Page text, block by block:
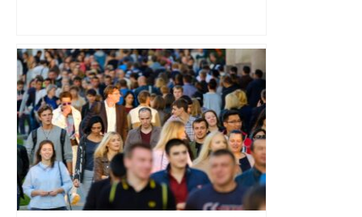
Top 14: comment Perpignan a une
nouvelle fois fait tomber Toulouse? –
RMC Sport